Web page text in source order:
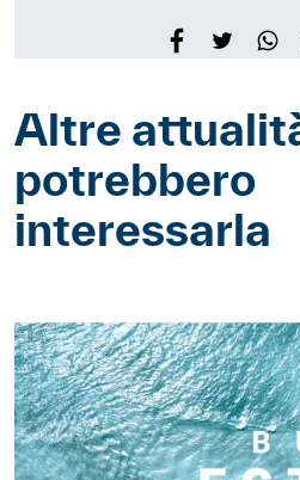
Altre
potrebbero
interessarla